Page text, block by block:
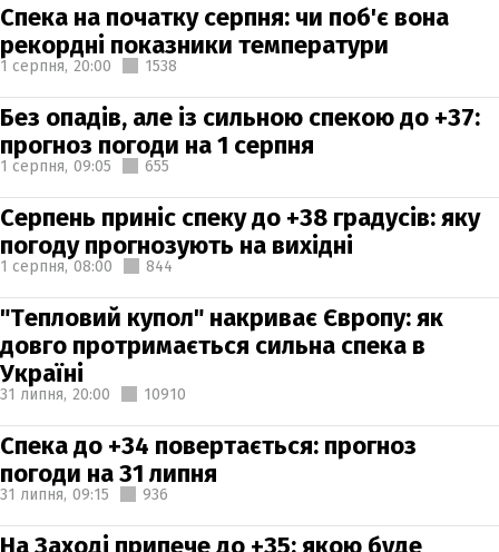
Спека на початку серпня: чи поб'є вона
рекордні показники температури
1 серпня, 20:00 1538
Без опадів, але із сильною спекою до +37:
прогноз погоди на 1 серпня
1 серпня, 09:05 655
Серпень приніс спеку до +38 градусів: яку
погоду прогнозують на вихідні
1 серпня, 08:00 844
"Тепловий купол" накриває Європу: як
довго протримається сильна спека в
Україні
31 липня, 20:00 10910
Спека до +34 повертається: прогноз
погоди на 31 липня
31 липня, 09:15 936
На Заході припече до +35: якою буде